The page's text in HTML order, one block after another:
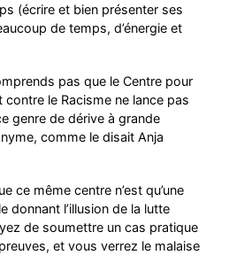
(écrire et bien présenter ses
de temps, d’énergie et
pas que le Centre pour
contre le Racisme ne lance pas
genre de dérive à grande
comme le disait Anja
ce même centre n’est qu’une
donnant l’illusion de la lutte
de soumettre un cas pratique
et vous verrez le malaise